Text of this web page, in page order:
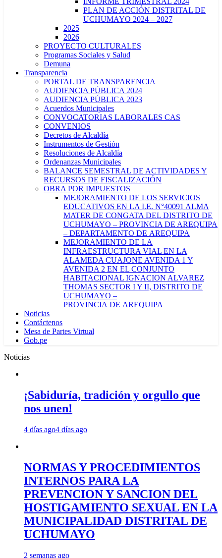
PLAN DE ACCIÓN DISTRITAL DE
UCHUMAYO 2024 – 2027
2025
2026
PROYECTO CULTURALES
Programas Sociales y Salud
Demuna
Transparencia
PORTAL DE TRANSPARENCIA
AUDIENCIA PÚBLICA 2024
AUDIENCIA PÚBLICA 2023
Acuerdos Municipales
CONVOCATORIAS LABORALES CAS
CONVENIOS
Decretos de Alcaldía
Instrumentos de Gestión
Resoluciones de Alcaldía
Ordenanzas Municipales
BALANCE SEMESTRAL DE ACTIVIDADES Y
RECURSOS DE FISCALIZACIÓN
OBRA POR IMPUESTOS
MEJORAMIENTO DE LOS SERVICIOS
EDUCATIVOS EN LA I.E. N°40091 ALMA
MATER DE CONGATA DEL DISTRITO DE
UCHUMAYO – PROVINCIA DE AREQUIPA
– DEPARTAMENTO DE AREQUIPA
MEJORAMIENTO DE LA
INFRAESTRUCTURA VIAL EN LA
ALAMEDA CUAJONE AVENIDA 1 Y
AVENIDA 2 EN EL CONJUNTO
HABITACIONAL IGNACION ALVAREZ
THOMAS SECTOR I Y II, DISTRITO DE
UCHUMAYO –
PROVINCIA DE AREQUIPA
Noticias
Contáctenos
Mesa de Partes Virtual
Gob.pe
Noticias
¡Sabiduría, tradición y orgullo que
nos unen!
4 días ago4 días ago
NORMAS Y PROCEDIMIENTOS
INTERNOS PARA LA
PREVENCION Y SANCION DEL
HOSTIGAMIENTO SEXUAL EN LA
MUNICIPALIDAD DISTRITAL DE
UCHUMAYO
2 semanas ago